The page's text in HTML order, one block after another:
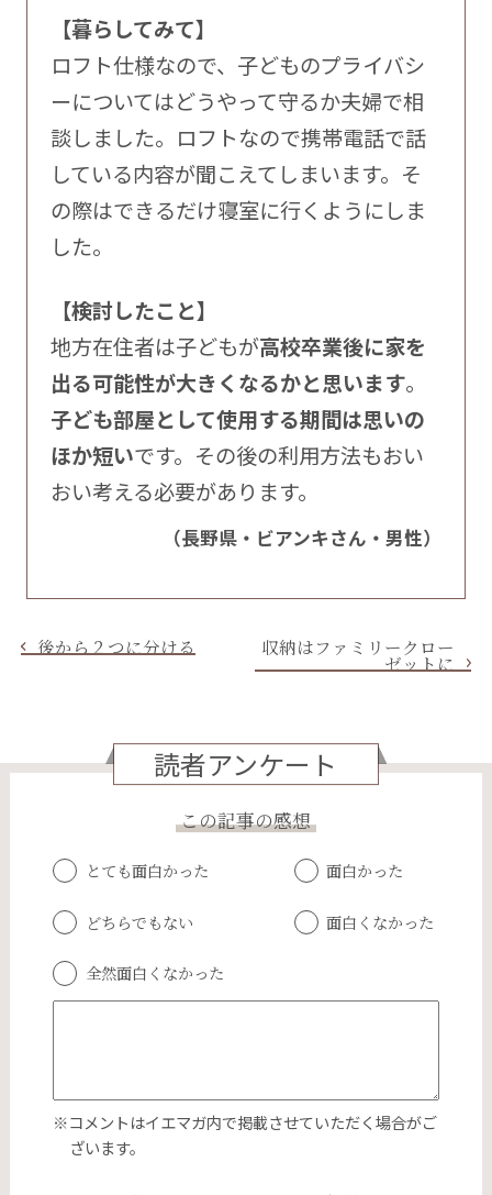
【暮らしてみて】
ロフト仕様なので、子どものプライバシ
ーについてはどうやって守るか夫婦で相
談しました。ロフトなので携帯電話で話
している内容が聞こえてしまいます。そ
の際はできるだけ寝室に行くようにしま
した。
【検討したこと】
地方在住者は子どもが高校卒業後に家を
出る可能性が大きくなるかと思います。
子ども部屋として使用する期間は思いの
ほか短いです。その後の利用方法もおい
おい考える必要があります。
（長野県・ビアンキさん・男性）
後から２つに分ける 収納はファミリークロー
ゼットに
読者アンケート
この記事の感想
とても面白かった 面白かった
どちらでもない 面白くなかった
全然面白くなかった
※コメントはイエマガ内で掲載させていただく場合がご
ざいます。